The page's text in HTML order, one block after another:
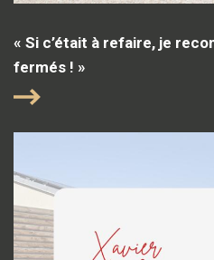
« Si c’était à refaire, je
fermés ! »